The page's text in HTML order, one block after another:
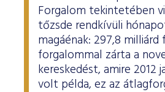
Forgalom tekintetében
tőzsde rendkívüli
magáénak: 297,8
forgalommal zárta a
kereskedést, amire 2012
volt példa, ez az